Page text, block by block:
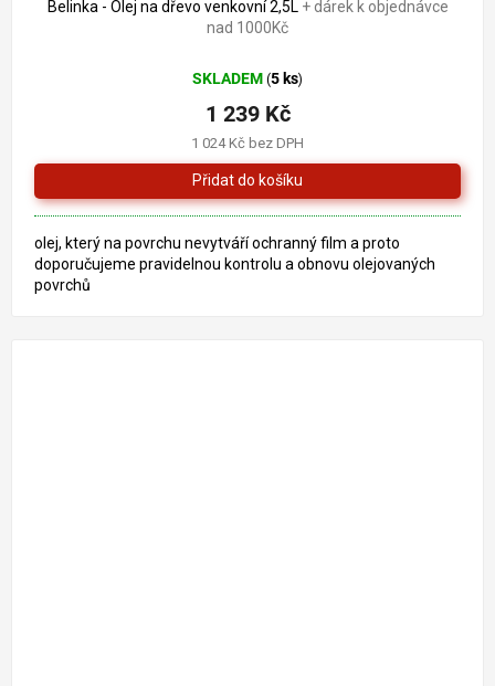
Belinka - Olej na dřevo venkovní 2,5L + dárek k objednávce
nad 1000Kč
SKLADEM (5 ks)
1 024 Kč bez DPH
1 239 Kč
olej, který na povrchu nevytváří ochranný film a proto
doporučujeme pravidelnou kontrolu a obnovu olejovaných
povrchů